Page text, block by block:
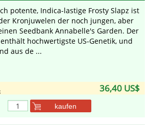
potente, Indica-lastige Frosty Slapz ist
Kronjuwelen der noch jungen, aber
Seedbank Annabelle's Garden. Der
hochwertigste US-Genetik, und
aus de ...
36,40 US$
kaufen